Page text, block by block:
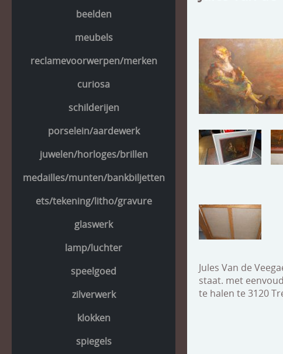
beelden
meubels
reclamevoorwerpen/merken
curiosa
schilderijen
porselein/aardewerk
juwelen/horloges/brillen
medailles/munten/bankbiljetten
ets/tekening/litho/gravure
glaswerk
lamp/luchter
speelgoed
zilverwerk
klokken
spiegels
Jules Van de
staat. met
te halen te 3120